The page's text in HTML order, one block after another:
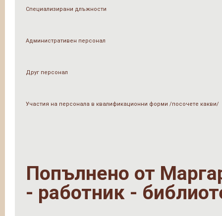
Специализирани длъжности
Административен персонал
Друг персонал
Участия на персонала в квалификационни форми /посочете какви/
Попълнено от
- работник -